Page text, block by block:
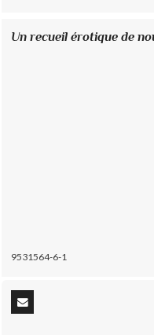
Un recueil érotique de
9531564-6-1